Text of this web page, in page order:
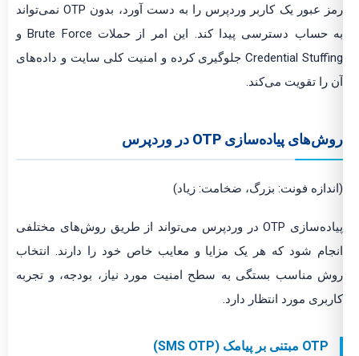
رمز عبور یک کاربر وردپرس را به دست آورد، بدون OTP نمی‌تواند
به حساب دسترسی پیدا کند. این امر از حملات Brute Force و
Credential Stuffing جلوگیری کرده و امنیت کلی سایت و داده‌های
آن را تقویت می‌کند.
روش‌های پیاده‌سازی OTP در وردپرس
(اندازه فونت: بزرگ، ضخامت: زیاد)
پیاده‌سازی OTP در وردپرس می‌تواند از طریق روش‌های مختلفی
انجام شود که هر یک مزایا و معایب خاص خود را دارند. انتخاب
روش مناسب بستگی به سطح امنیت مورد نیاز، بودجه، و تجربه
کاربری مورد انتظار دارد.
OTP مبتنی بر پیامک (SMS OTP)